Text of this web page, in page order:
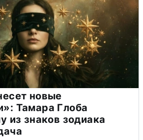
новые
Тамара Глоба
из знаков зодиака